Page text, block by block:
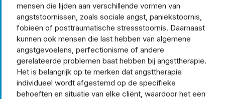
mensen die lijden aan verschillende vormen van
angststoornissen, zoals sociale angst, paniekstoornis,
fobieën of posttraumatische stressstoornis. Daarnaast
kunnen ook mensen die last hebben van algemene
angstgevoelens, perfectionisme of andere
gerelateerde problemen baat hebben bij angsttherapie.
Het is belangrijk op te merken dat angsttherapie
individueel wordt afgestemd op de specifieke
behoeften en situatie van elke cliënt, waardoor het een